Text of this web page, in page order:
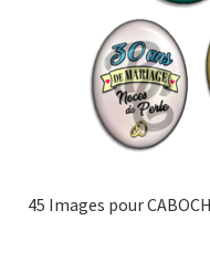
45 Images pour